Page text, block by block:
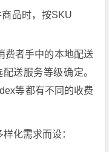
品时，按SKU
费者手中的本地配送
送服务等级确定。
等都有不同的收费
化需求而设：